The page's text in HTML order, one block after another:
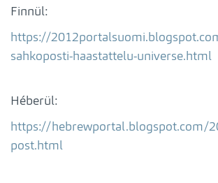
Finnül:
https://
sahkoposti-haastattelu-universe.html
Héberül:
https://hebrewportal.blogspot.com/
post.html